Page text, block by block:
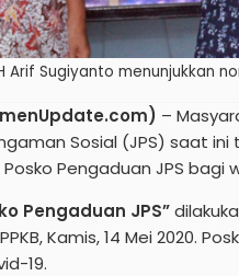
Arif Sugiyanto menunjukkan
–
Sosial (JPS) saat
Pengaduan JPS bagi
Pengaduan JPS”
Kamis, 14 Mei 2020.
19.